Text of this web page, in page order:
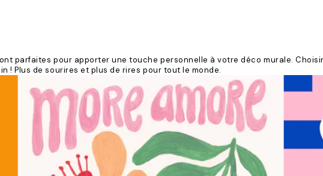
parfaites pour apporter une touche personnelle à votre déco murale.
! Plus de sourires et plus de rires pour tout le monde.